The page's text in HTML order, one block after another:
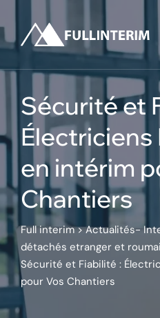
to
content
Sécurité et
Électriciens
en intérim
Chantiers
Full interim>Actualités-
détachés etranger et
Sécurité et Fiabilité :
pour Vos Chantiers